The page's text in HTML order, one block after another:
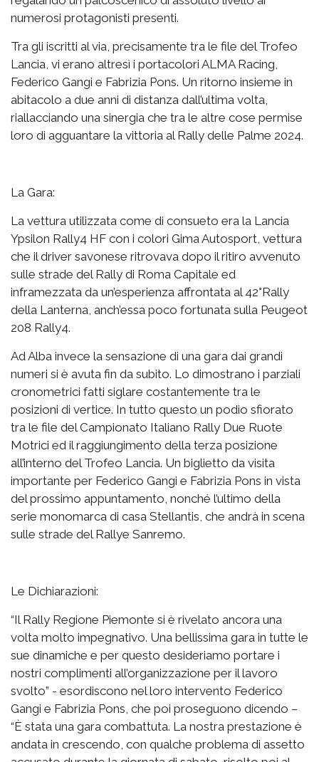
numerosi protagonisti presenti.
Tra gli iscritti al via, precisamente tra le file del Trofeo
Lancia, vi erano altresì i portacolori ALMA Racing,
Federico Gangi e Fabrizia Pons. Un ritorno insieme in
abitacolo a due anni di distanza dall’ultima volta,
riallacciando una sinergia che tra le altre cose permise
loro di agguantare la vittoria al Rally delle Palme 2024.
La Gara:
La vettura utilizzata come di consueto era la Lancia
Ypsilon Rally4 HF con i colori Gima Autosport, vettura
che il driver savonese ritrovava dopo il ritiro avvenuto
sulle strade del Rally di Roma Capitale ed
inframezzata da un’esperienza affrontata al 42°Rally
della Lanterna, anch’essa poco fortunata sulla Peugeot
208 Rally4.
Ad Alba invece la sensazione di una gara dai grandi
numeri si è avuta fin da subito. Lo dimostrano i parziali
cronometrici fatti siglare costantemente tra le
posizioni di vertice. In tutto questo un podio sfiorato
tra le file del Campionato Italiano Rally Due Ruote
Motrici ed il raggiungimento della terza posizione
all’interno del Trofeo Lancia. Un biglietto da visita
importante per Federico Gangi e Fabrizia Pons in vista
del prossimo appuntamento, nonché l’ultimo della
serie monomarca di casa Stellantis, che andrà in scena
sulle strade del Rallye Sanremo.
Le Dichiarazioni:
“Il Rally Regione Piemonte si è rivelato ancora una
volta molto impegnativo. Una bellissima gara in tutte le
sue dinamiche e per questo desideriamo portare i
nostri complimenti all’organizzazione per il lavoro
svolto” - esordiscono nel loro intervento Federico
Gangi e Fabrizia Pons, che poi proseguono dicendo –
“È stata una gara combattuta. La nostra prestazione è
andata in crescendo, con qualche problema di assetto